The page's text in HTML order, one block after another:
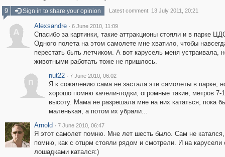
9
Sign in to share your opinion Latest comment: 13 July 2011, 20:21
A
Alexsandre · 6 June 2010, 11:09
Спасибо за картинки, такие аттракционы стояли и в парке
Одного полета на этом самолете мне хватило, чтобы
перестать быть летчиком. А вот карусель меня устраивала,
животными работать тоже не пришлось.
n
nut22 · 7 June 2010, 06:02
Я к сожалению сама не застала эти самолеты в парке,
хорошо помню качели-лодки, огромные такие, метров 7-
высоту. Мама не разрешала мне на них кататься, пока
маленькая, а потом их убрали...
Arnold · 7 June 2010, 06:47
Я этот самолет помню. Мне лет шесть было. Сам не
помню, как с отцом стояли рядом и смотрели. И на карусели
лошадками катался:)